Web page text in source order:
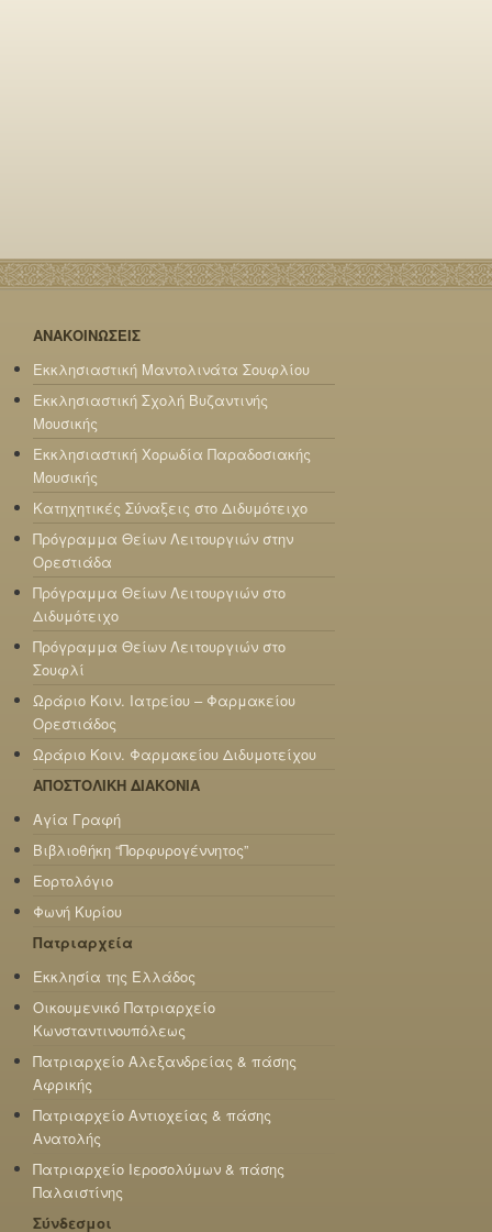
ΑΝΑΚΟΙΝΩΣΕΙΣ
Εκκλησιαστική Μαντολινάτα Σουφλίου
Εκκλησιαστική Σχολή Βυζαντινής
Μουσικής
Εκκλησιαστική Χορωδία Παραδοσιακής
Μουσικής
Κατηχητικές Σύναξεις στο Διδυμότειχο
Πρόγραμμα Θείων Λειτουργιών στην
Ορεστιάδα
Πρόγραμμα Θείων Λειτουργιών στο
Διδυμότειχο
Πρόγραμμα Θείων Λειτουργιών στο
Σουφλί
Ωράριο Κοιν. Ιατρείου – Φαρμακείου
Ορεστιάδος
Ωράριο Κοιν. Φαρμακείου Διδυμοτείχου
ΑΠΟΣΤΟΛΙΚΗ ΔΙΑΚΟΝΙΑ
Αγία Γραφή
Βιβλιοθήκη “Πορφυρογέννητος”
Εορτολόγιο
Φωνή Κυρίου
Πατριαρχεία
Εκκλησία της Ελλάδος
Οικουμενικό Πατριαρχείο
Κωνσταντινουπόλεως
Πατριαρχείο Αλεξανδρείας & πάσης
Αφρικής
Πατριαρχείο Αντιοχείας & πάσης
Ανατολής
Πατριαρχείο Ιεροσολύμων & πάσης
Παλαιστίνης
Σύνδεσμοι